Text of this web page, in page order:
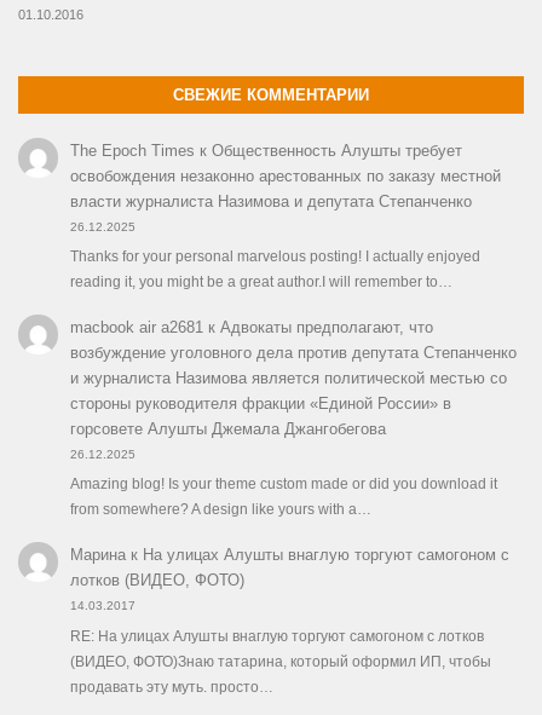
01.10.2016
СВЕЖИЕ КОММЕНТАРИИ
The Epoch Times к Общественность Алушты требует
освобождения незаконно арестованных по заказу местной
власти журналиста Назимова и депутата Степанченко
26.12.2025
Thanks for your personal marvelous posting! I actually enjoyed
reading it, you might be a great author.I will remember to…
macbook air a2681к Адвокаты предполагают, что
возбуждение уголовного дела против депутата Степанченко
и журналиста Назимова является политической местью со
стороны руководителя фракции «Единой России» в
горсовете Алушты Джемала Джангобегова
26.12.2025
Amazing blog! Is your theme custom made or did you download it
from somewhere? A design like yours with a…
Маринак На улицах Алушты внаглую торгуют самогоном с
лотков (ВИДЕО, ФОТО)
14.03.2017
RE: На улицах Алушты внаглую торгуют самогоном с лотков
(ВИДЕО, ФОТО)Знаю татарина, который оформил ИП, чтобы
продавать эту муть. просто…